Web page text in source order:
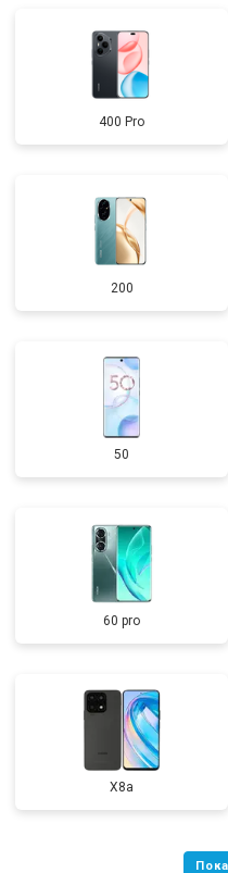
400 Pro
200
50
60 pro
X8a